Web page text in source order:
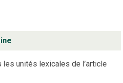
les unités lexicales de l’article